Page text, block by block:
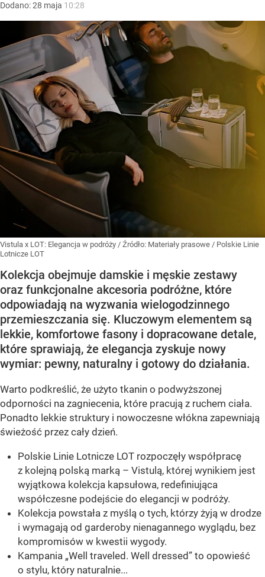
Dodano:28 maja 10:28
Vistula x LOT: Elegancja w podróży / Źródło: Materiały prasowe / Polskie Linie
Lotnicze LOT
Kolekcja obejmuje damskie i męskie zestawy
oraz funkcjonalne akcesoria podróżne, które
odpowiadają na wyzwania wielogodzinnego
przemieszczania się. Kluczowym elementem są
lekkie, komfortowe fasony i dopracowane detale,
które sprawiają, że elegancja zyskuje nowy
wymiar: pewny, naturalny i gotowy do działania.
Warto podkreślić, że użyto tkanin o podwyższonej
odporności na zagniecenia, które pracują z ruchem ciała.
Ponadto lekkie struktury i nowoczesne włókna zapewniają
świeżość przez cały dzień.
Polskie Linie Lotnicze LOT rozpoczęły współpracę
z kolejną polską marką – Vistulą, której wynikiem jest
wyjątkowa kolekcja kapsułowa, redefiniująca
współczesne podejście do elegancji w podróży.
Kolekcja powstała z myślą o tych, którzy żyją w drodze
i wymagają od garderoby nienagannego wyglądu, bez
kompromisów w kwestii wygody.
Kampania „Well traveled. Well dressed” to opowieść
o stylu, który naturalnie...